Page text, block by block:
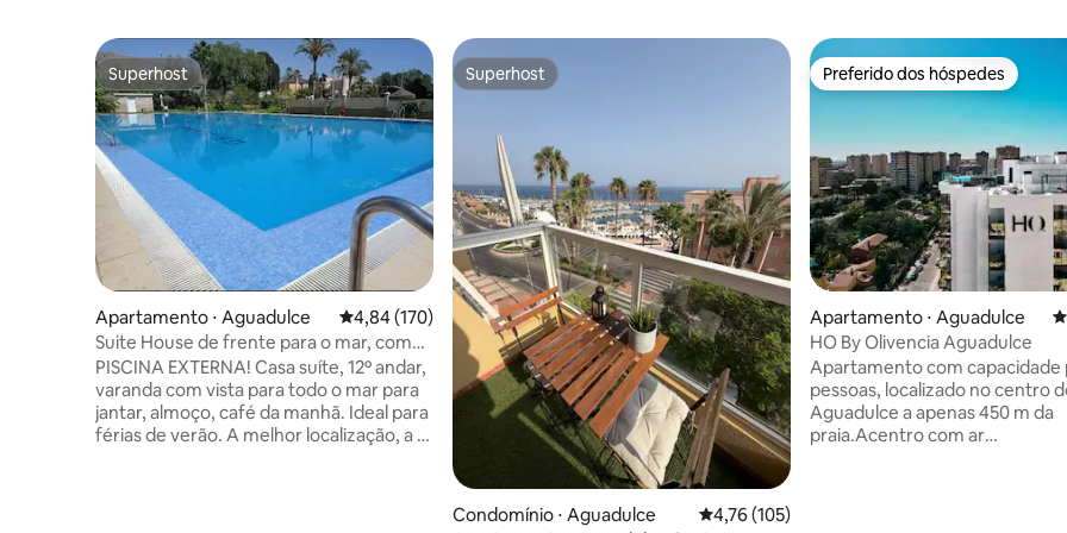
Superhost
Superhost
Apartamento ⋅ Aguadulce 4,84 de uma avaliação média de 5, 170 avaliações
4,84 (170)
Suite House de frente para o mar, com
estacionamento, piscina, Wi-Fi e ar-
condicionado
PISCINA EXTERNA! Casa suíte, 12º andar,
varanda com vista para todo o mar para
jantar, almoço, café da manhã. Ideal para
férias de verão. A melhor localização, a 1
Superhost
Superhost
Condomínio ⋅ Aguadulce 4,76 de uma avaliação média de 5, 105
4,76 (105)
Preferido dos hóspedes
Preferido dos hóspedes
Apartamento ⋅ Aguadulce
HO By Olivencia Aguadulce
Apartamento com capacidade
pessoas, localizado no centro
Aguadulce a apenas 450 m da
praia.Acentro com ar